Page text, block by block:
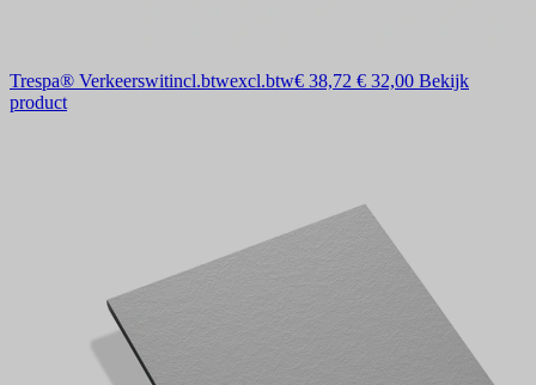
Trespa® Verkeerswitincl.btwexcl.btw€ 38,72 € 32,00 Bekijk
product